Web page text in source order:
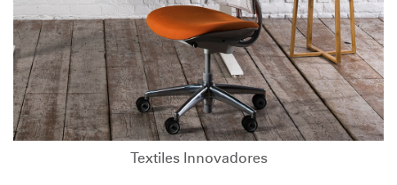
Textiles Innovadores